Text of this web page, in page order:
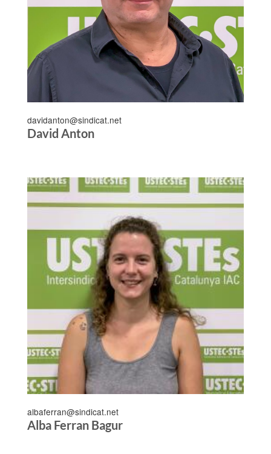
davidanton@sindicat.net
David Anton
albaferran@sindicat.net
Alba Ferran Bagur